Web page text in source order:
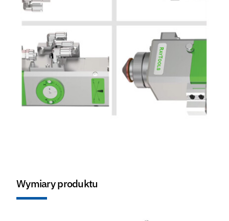
Wymiary produktu